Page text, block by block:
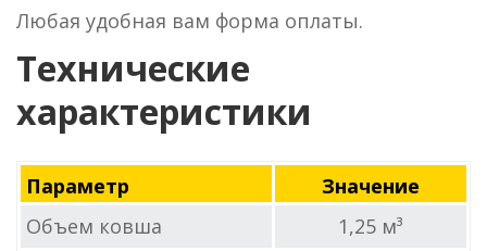
Любая удобная вам форма оплаты.
Технические
характеристики
Параметр
Значение
Объем ковша
1,25 м³